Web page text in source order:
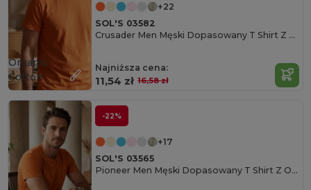
+22
SOL'S 03582
Crusader Men Męski Dopasowany T Shirt Z Okrągłym Dekoltem
Najniższa cena:
11,54 zł 16,58 zł
Organic
Cotton
-22%
+17
SOL'S 03565
Pioneer Men Męski Dopasowany T Shirt Z Okrągłym Dekoltem